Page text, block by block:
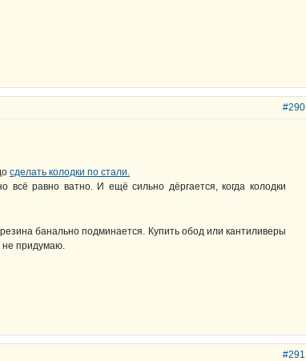
#290
сделать колодки по стали.
всё равно ватно. И ещё сильно дёргается, когда колодки
банально подминается. Купить обод или кантиливеры
не придумаю.
#291